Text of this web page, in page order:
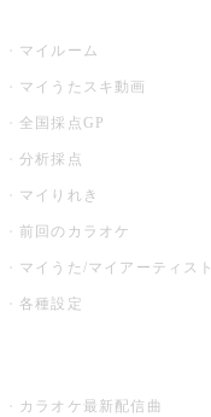
マイルーム
マイうたスキ動画
全国採点GP
分析採点
マイりれき
前回のカラオケ
マイうた/マイアーティスト
各種設定
カラオケ最新配信曲